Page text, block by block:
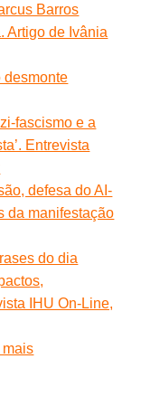
Barros
Artigo de Ivânia
desmonte
fascismo e a
Entrevista
defesa do AI-
da manifestação
do dia
IHU On-Line,
mais